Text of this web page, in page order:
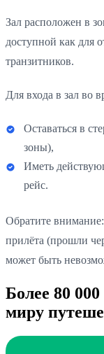
Зал расположен в
доступной как для
транзитников.
Для входа в зал во
Оставаться в
зоны),
Иметь
рейс.
Обратите
прилёта (прошли
может быть
Более 80
миру